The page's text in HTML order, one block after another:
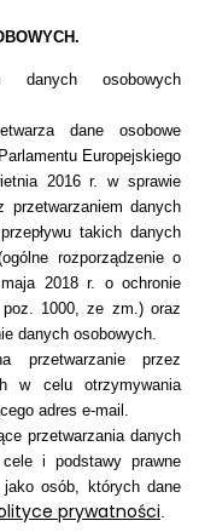
danych osobowych
dane osobowe
Europejskiego
2016 r. w sprawie
danych
takich danych
rozporządzenie o
2018 r. o ochronie
1000, ze zm.) oraz
danych osobowych.
przetwarzanie przez
w celu otrzymywania
adres e-mail.
przetwarzania danych
i podstawy prawne
jako osób, których dane
prywatności.